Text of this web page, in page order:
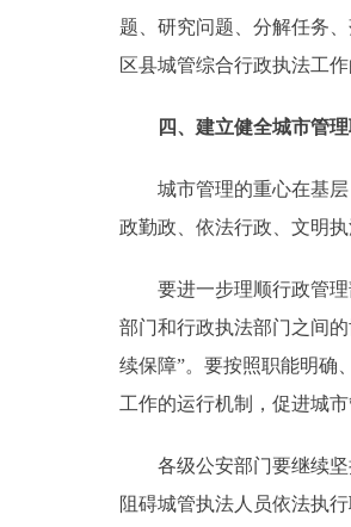
题、研究问题、分解任务
区县城管综合行政执法工
四、建立健全城市管
城市管理的重心在基层
政勤政、依法行政、文明执
要进一步理顺行政管理
部门和行政执法部门之间
续保障”。要按照职能明确
工作的运行机制，促进城
各级公安部门要继续坚
阻碍城管执法人员依法执